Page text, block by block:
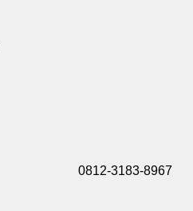
0812-3183-8967